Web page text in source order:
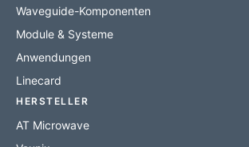
Waveguide-Komponenten
Module & Systeme
Anwendungen
Linecard
HERSTELLER
AT Microwave